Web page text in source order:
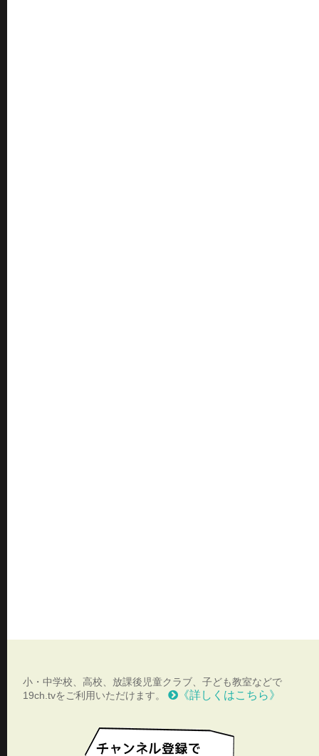
小・中学校、高校、放課後児童クラブ、子ども教室などで
19ch.tvをご利用いただけます。
《詳しくはこちら》